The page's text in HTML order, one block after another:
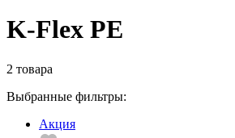
K-Flex PE
2 товара
Выбранные фильтры:
Акция